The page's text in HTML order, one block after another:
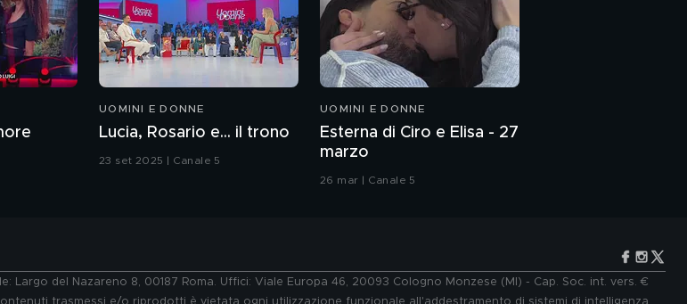
UOMINI E DONNE
Lucia, Rosario e... il trono
23 set 2025 | Canale 5
UOMINI E DONNE
Esterna di Ciro e Elisa - 27
marzo
26 mar | Canale 5
Largo del Nazareno 8, 00187 Roma. Uffici: Viale Europa 46, 20093 Cologno Monzese (MI) - Cap. Soc. int. vers. €